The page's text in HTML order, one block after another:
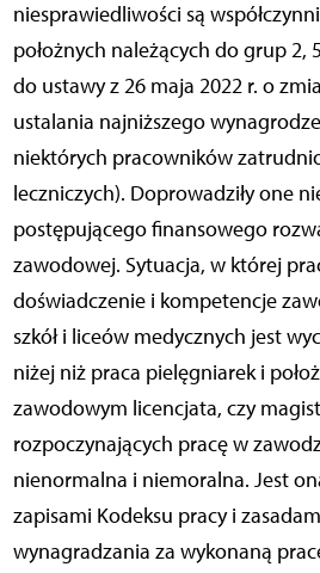
niesprawiedliwości są
położnych należących do grup 2,
do ustawy z 26 maja 2022 r. o
ustalania najniższego
niektórych pracowników
leczniczych). Doprowadziły one
postępującego finansowego
zawodowej. Sytuacja, w której
doświadczenie i kompetencje
szkół i liceów medycznych jest
niżej niż praca pielęgniarek i
zawodowym licencjata, czy
rozpoczynających pracę w
nienormalna i niemoralna. Jest
zapisami Kodeksu pracy i
wynagradzania za wykonaną